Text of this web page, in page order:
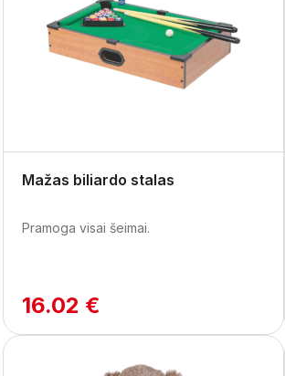
Mažas biliardo stalas
Pramoga visai šeimai.
16.02 €